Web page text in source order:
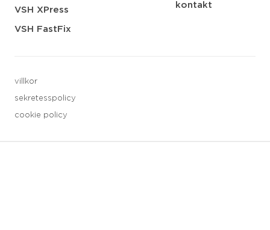
VSH XPress
VSH FastFix
kontakt
villkor
sekretesspolicy
cookie policy